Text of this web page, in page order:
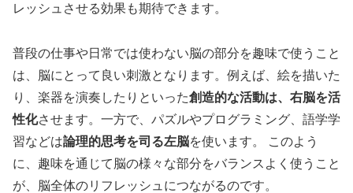
レッシュさせる効果も期待できます。
普段の仕事や日常では使わない脳の部分を趣味で使うこと
は、脳にとって良い刺激となります。例えば、絵を描いた
り、楽器を演奏したりといった創造的な活動は、右脳を活
性化させます。一方で、パズルやプログラミング、語学学
習などは論理的思考を司る左脳を使います。 このよう
に、趣味を通じて脳の様々な部分をバランスよく使うこと
が、脳全体のリフレッシュにつながるのです。